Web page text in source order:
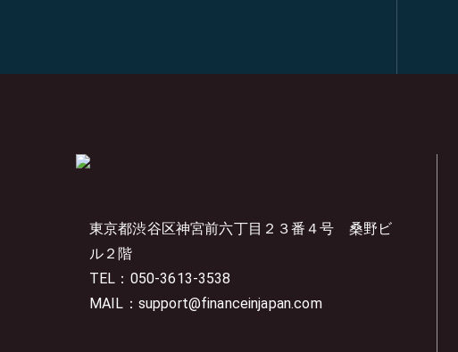
東京都渋谷区神宮前六丁目２３番４号 桑野ビ
ル２階
TEL：050-3613-3538
MAIL：support@financeinjapan.com